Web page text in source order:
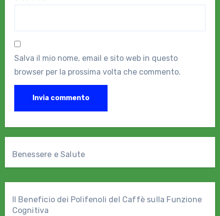
Salva il mio nome, email e sito web in questo
browser per la prossima volta che commento.
Benessere e Salute
Il Beneficio dei Polifenoli del Caffè sulla Funzione
Cognitiva